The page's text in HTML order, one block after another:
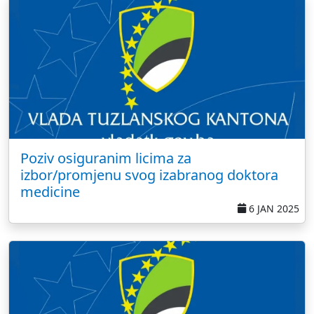
Poziv osiguranim licima za
izbor/promjenu svog izabranog doktora
medicine
6 JAN 2025